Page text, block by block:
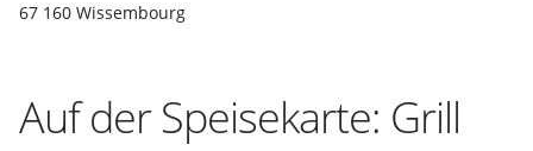
67 160 Wissembourg
Auf der Speisekarte: Grill